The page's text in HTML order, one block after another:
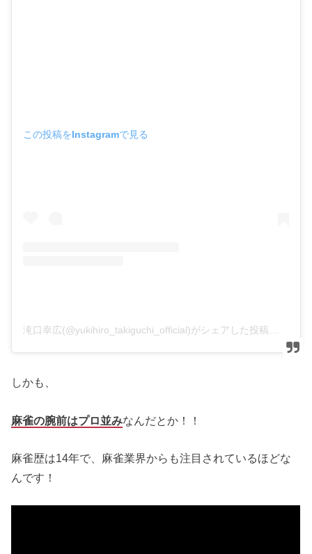
この投稿をInstagramで見る
滝口幸広(@yukihiro_takiguchi_official)がシェアした投稿
しかも、
麻雀の腕前はプロ並みなんだとか！！
麻雀歴は14年で、麻雀業界からも注目されているほどな
んです！